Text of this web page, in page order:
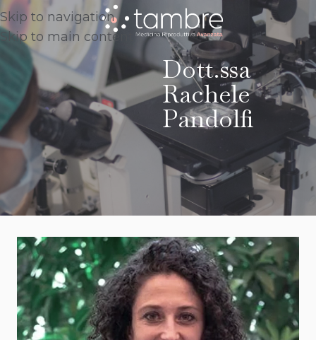
Skip to navigation
Skip to main content
Dott.ssa
Rachele
Pandolfi